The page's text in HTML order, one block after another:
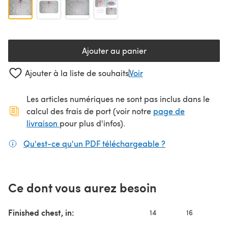
Ajouter au panier
Ajouter à la liste de souhaitsVoir
Les articles numériques ne sont pas inclus dans le
calcul des frais de port (voir notre page de
livraison (s'ouvre dans un nouvel onglet)
pour plus d'infos).
Qu'est-ce qu'un PDF téléchargeable ?
Ce dont vous aurez besoin
Finished chest, in: 14 16